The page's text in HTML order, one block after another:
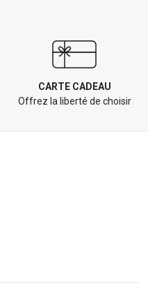
CARTE CADEAU
Offrez la liberté de choisir